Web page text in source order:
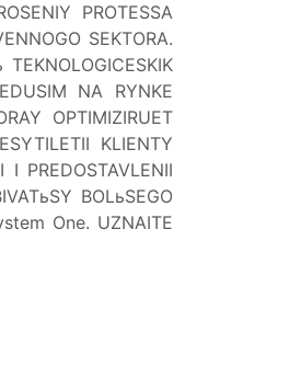
PROTESSA
SEKTORA.
NA RYNKE
OPTIMIZIRUET
KLIENTY
PREDOSTAVLENII
BOLьSEGO
One. UZNAITE